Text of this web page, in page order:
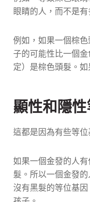
眼睛的人，而不是
例如，如果一個棕
子的可能性比一個
定）是棕色頭髮。 如
顯性和隱
這都是因為有些等
如果一個金發的人
髮。 所以一個金發
沒有黑髮的等位基